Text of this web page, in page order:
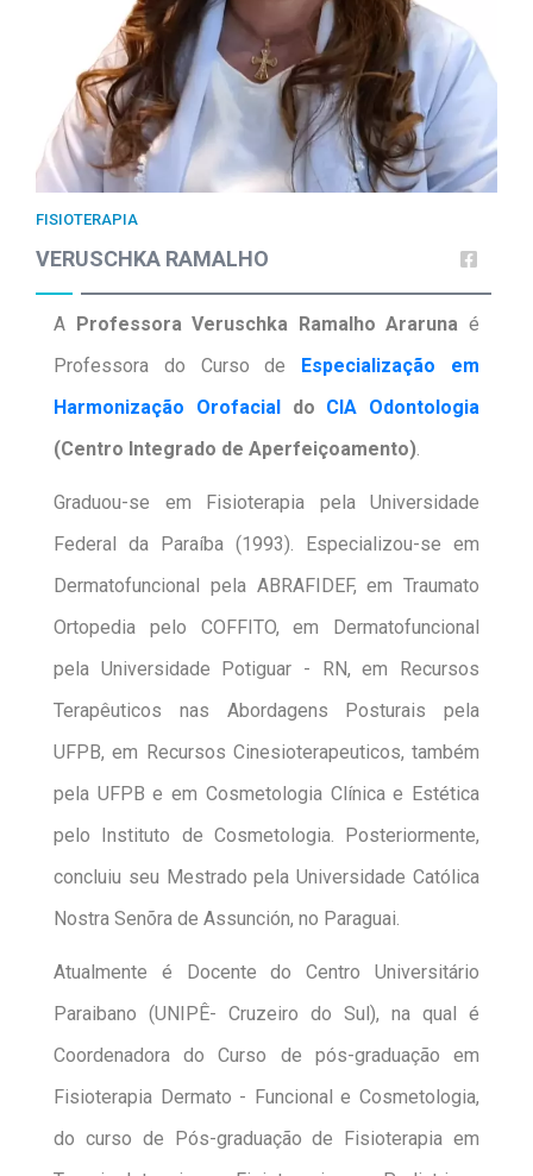
FISIOTERAPIA
VERUSCHKA RAMALHO
A Professora Veruschka Ramalho Araruna é
Professora do Curso de Especialização em
Harmonização Orofacialdo CIA Odontologia
(Centro Integrado de Aperfeiçoamento).
Graduou-se em Fisioterapia pela Universidade
Federal da Paraíba (1993). Especializou-se em
Dermatofuncional pela ABRAFIDEF, em Traumato
Ortopedia pelo COFFITO, em Dermatofuncional
pela Universidade Potiguar - RN, em Recursos
Terapêuticos nas Abordagens Posturais pela
UFPB, em Recursos Cinesioterapeuticos, também
pela UFPB e em Cosmetologia Clínica e Estética
pelo Instituto de Cosmetologia. Posteriormente,
concluiu seu Mestrado pela Universidade Católica
Nostra Senõra de Assunción, no Paraguai.
Atualmente é Docente do Centro Universitário
Paraibano (UNIPÊ- Cruzeiro do Sul), na qual é
Coordenadora do Curso de pós-graduação em
Fisioterapia Dermato - Funcional e Cosmetologia,
do curso de Pós-graduação de Fisioterapia em